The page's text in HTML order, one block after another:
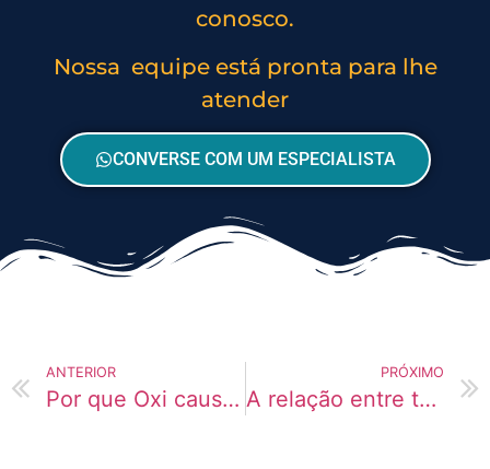
conosco.
Nossa equipe está pronta para lhe
atender
CONVERSE COM UM ESPECIALISTA
ANTERIOR
Por que Oxi causa tanta ansiedade generalizada?
PRÓXIMO
A relação entre tédio e uso de Venvanse em mulheres